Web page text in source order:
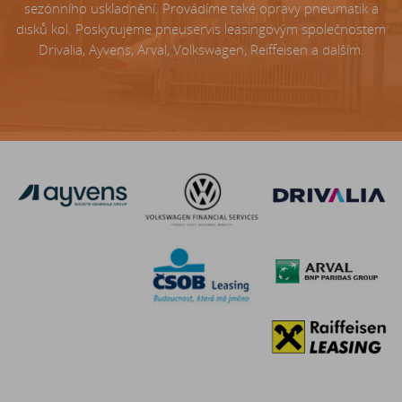
sezónního uskladnění. Provádíme také opravy pneumatik a
disků kol. Poskytujeme pneuservis leasingovým společnostem
Drivalia, Ayvens, Arval, Volkswagen, Reiffeisen a dalším.